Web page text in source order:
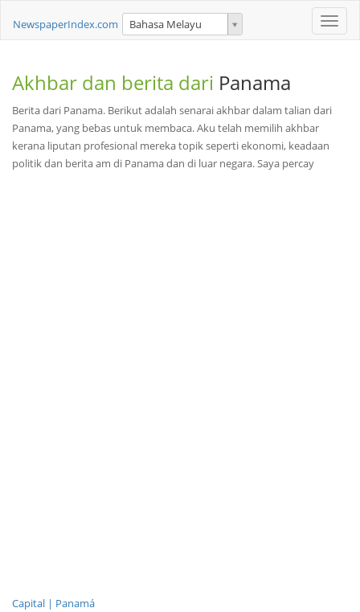
Toggle
NewspaperIndex.com Bahasa Melayu
Akhbar dan berita dari Panama
Berita dari Panama. Berikut adalah senarai akhbar dalam talian dari
Panama, yang bebas untuk membaca. Aku telah memilih akhbar
kerana liputan profesional mereka topik seperti ekonomi, keadaan
politik dan berita am di Panama dan di luar negara. Saya percay
Capital | Panamá